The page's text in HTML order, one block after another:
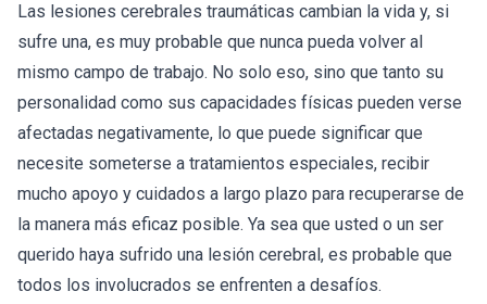
Las lesiones cerebrales traumáticas cambian la vida y, si
sufre una, es muy probable que nunca pueda volver al
mismo campo de trabajo. No solo eso, sino que tanto su
personalidad como sus capacidades físicas pueden verse
afectadas negativamente, lo que puede significar que
necesite someterse a tratamientos especiales, recibir
mucho apoyo y cuidados a largo plazo para recuperarse de
la manera más eficaz posible. Ya sea que usted o un ser
querido haya sufrido una lesión cerebral, es probable que
todos los involucrados se enfrenten a desafíos.